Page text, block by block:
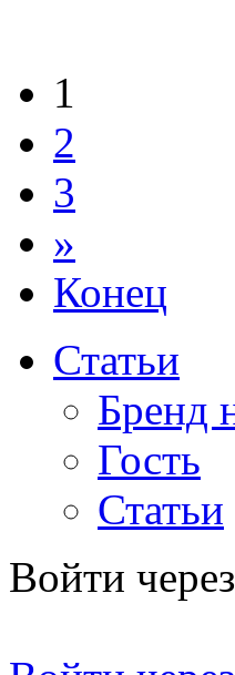
1
2
3
»
Конец
Статьи
Бренд
Гость
Статьи
Войти